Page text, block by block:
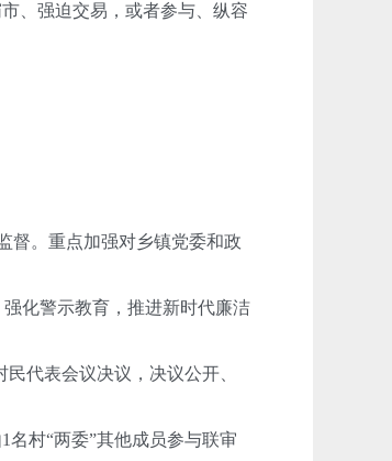
、强迫交易，或者参与、纵容
。重点加强对乡镇党委和政
化警示教育，推进新时代廉洁
代表会议决议，决议公开、
村“两委”其他成员参与联审